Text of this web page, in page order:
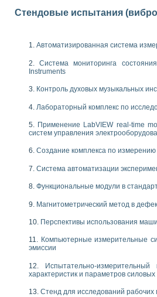
свойств сегнетоэлектриков
механических свойств
металлообрабатывающих станков
процессов получения дисперсных
переходных процессов при коротких
путем моделирования
процессом цементирования
с использованием среды
INSTRUMENTS при разработке
исследований на базе LabVIEW
для исследова¬ния
переходных характеристик
швов на базе технологий фирмы
неиндустриальных камер в
эффективности систем управления в
Стендовые испытания
Автоматизированная система
Система мониторинга
Instruments
Контроль духовых музыкальных
Лабораторный комплекс по
Применение LabVIEW real-time
систем управления
Создание комплекса по
Система автоматизации
Функциональные модули в
Магнитометрический метод в
Перспективы использования
Компьютерные измерительные
эмиссии
Испытательно-
характеристик и параметров
Стенд для исследований